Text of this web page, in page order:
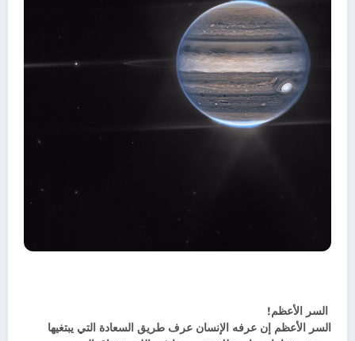
السر الأعظم!
السر الأعظم إن عرفه الإنسان عرف طريق السعادة التي يبتغيها